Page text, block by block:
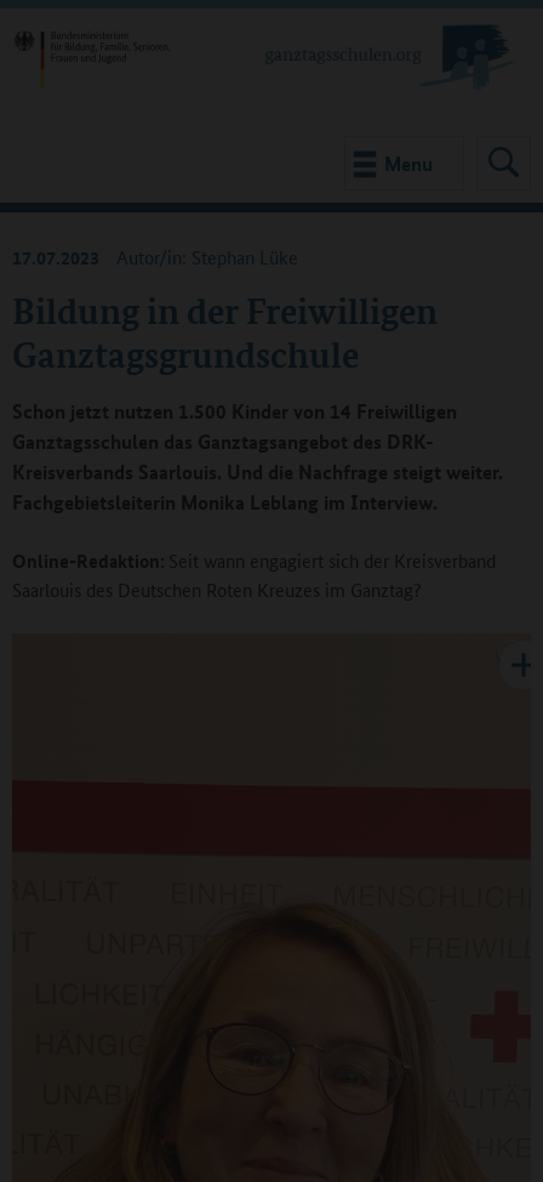
Menu
Bildung in der Freiwilligen
Ganztagsgrundschule
17.07.2023 Autor/in: Stephan Lüke
Schon jetzt nutzen 1.500 Kinder von 14 Freiwilligen
Ganztagsschulen das Ganztagsangebot des DRK-
Kreisverbands Saarlouis. Und die Nachfrage steigt weiter.
Fachgebietsleiterin Monika Leblang im Interview.
Online-Redaktion:
Seit wann engagiert sich der Kreisverband
Saarlouis des Deutschen Roten Kreuzes im Ganztag?